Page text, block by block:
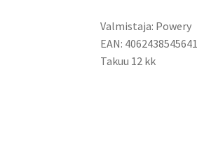
Valmistaja: Powery
EAN: 4062438545641
Takuu 12 kk